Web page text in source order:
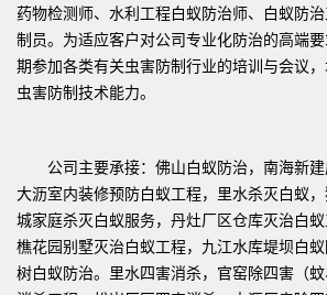
药物检测师、水利工程白蚁防治师、白蚁防
制员。为适应客户对公司专业化防治的高端
期参加各类有关虫害防制行业的培训与会议
虫害防制技术能力。
公司主要承接：佛山白蚁防治，南海新建
大沥室内装修预防白蚁工程，里水杀灭白蚁
城家庭杀灭白蚁服务，丹灶厂区仓库灭治白
樵花园别墅灭治白蚁工程，九江水库堤坝白
树白蚁防治。里水四害消杀，官窑除四害（蚊